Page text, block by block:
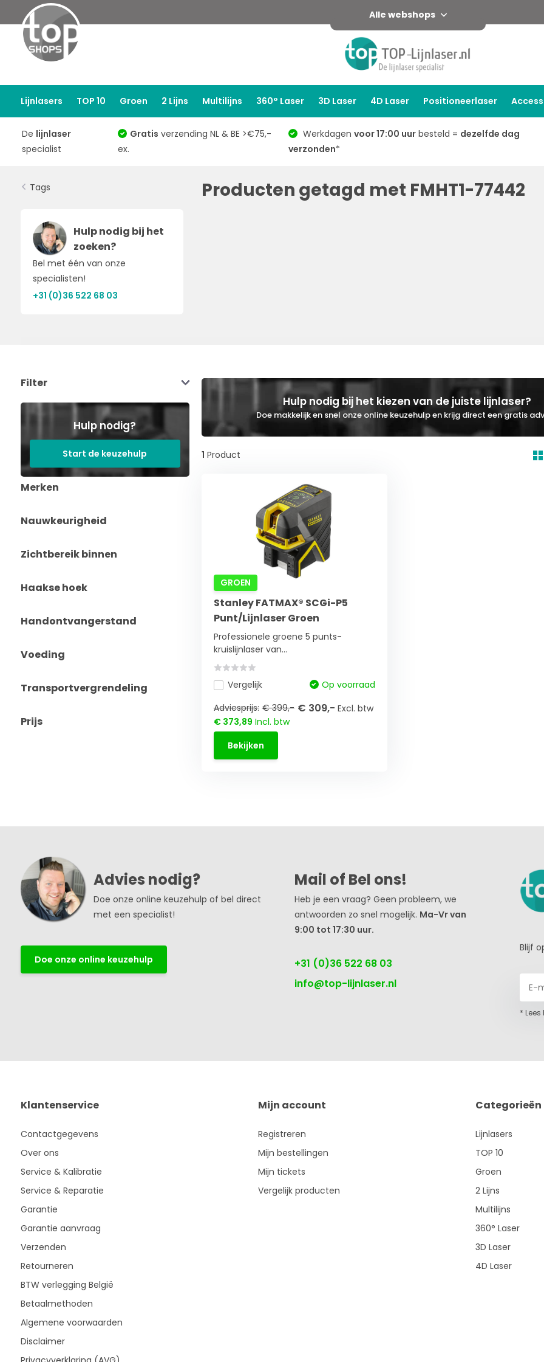
Alle webshops
Lijnlasers TOP 10 Groen 2 Lijns Multilijns 360° Laser 3D Laser 4D Laser Positioneerlaser
De lijnlaser
specialist
Gratis verzending NL & BE >€75,-
ex.
Werkdagen voor 17:00 uurbesteld = dezelfde dag
verzonden*
Tags
Hulp nodig bij het
zoeken?
Bel met één van onze
specialisten!
+31 (0)36 522 68 03
Producten getagd met FMHT1-77442
Filter
Hulp nodig?
Start de keuzehulp
Merken
Nauwkeurigheid
Zichtbereik binnen
Haakse hoek
Handontvangerstand
Voeding
Transportvergrendeling
Prijs
Hulp nodig bij het kiezen van de juiste lijnlaser?
Doe makkelijk en snel onze online keuzehulp en krijg direct een gratis
1 Product
GROEN
Stanley FATMAX® SCGi-P5
Punt/Lijnlaser Groen
Professionele groene 5 punts-
kruislijnlaser van...
Vergelijk
Op voorraad
Adviesprijs: € 399,- € 309,- Excl. btw
€ 373,89 Incl. btw
Bekijken
Advies nodig?
Doe onze online keuzehulp of bel direct
met een specialist!
Doe onze online keuzehulp
Mail of Bel ons!
Heb je een vraag? Geen probleem, we
antwoorden zo snel mogelijk. Ma-Vr van
9:00 tot 17:30 uur.
+31 (0)36 522 68 03
info@top-lijnlaser.nl
Blijf
*
Klantenservice
Contactgegevens
Over ons
Service & Kalibratie
Service & Reparatie
Garantie
Garantie aanvraag
Verzenden
Retourneren
BTW verlegging België
Betaalmethoden
Algemene voorwaarden
Disclaimer
Mijn account
Registreren
Mijn bestellingen
Mijn tickets
Vergelijk producten
Categorieën
Lijnlasers
TOP 10
Groen
2 Lijns
Multilijns
360° Laser
3D Laser
4D Laser